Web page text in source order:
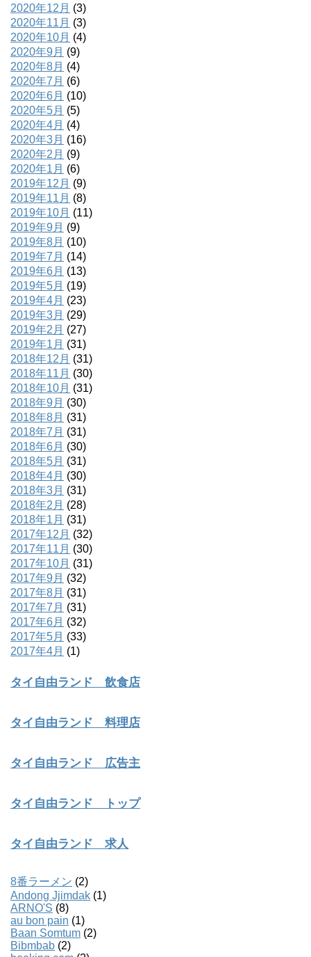
2020年12月 (3)
2020年11月 (3)
2020年10月 (4)
2020年9月 (9)
2020年8月 (4)
2020年7月 (6)
2020年6月 (10)
2020年5月 (5)
2020年4月 (4)
2020年3月 (16)
2020年2月 (9)
2020年1月 (6)
2019年12月 (9)
2019年11月 (8)
2019年10月 (11)
2019年9月 (9)
2019年8月 (10)
2019年7月 (14)
2019年6月 (13)
2019年5月 (19)
2019年4月 (23)
2019年3月 (29)
2019年2月 (27)
2019年1月 (31)
2018年12月 (31)
2018年11月 (30)
2018年10月 (31)
2018年9月 (30)
2018年8月 (31)
2018年7月 (31)
2018年6月 (30)
2018年5月 (31)
2018年4月 (30)
2018年3月 (31)
2018年2月 (28)
2018年1月 (31)
2017年12月 (32)
2017年11月 (30)
2017年10月 (31)
2017年9月 (32)
2017年8月 (31)
2017年7月 (31)
2017年6月 (32)
2017年5月 (33)
2017年4月 (1)
タイ自由ランド 飲食店
タイ自由ランド 料理店
タイ自由ランド 広告主
タイ自由ランド トップ
タイ自由ランド 求人
8番ラーメン (2)
Andong Jjimdak (1)
ARNO'S (8)
au bon pain (1)
Baan Somtum (2)
Bibmbab (2)